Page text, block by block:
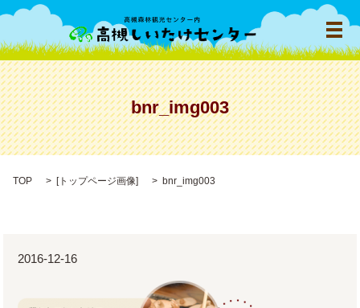
メ
bnr_img003
TOP [トップページ画像] bnr_img003
2016-12-16